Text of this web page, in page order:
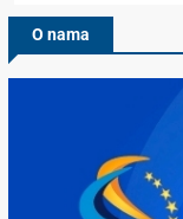
O nama